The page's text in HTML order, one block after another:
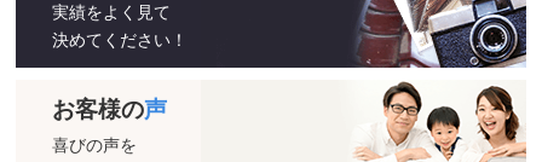
実績をよく見て
決めてください！
お客様の声
喜びの声を